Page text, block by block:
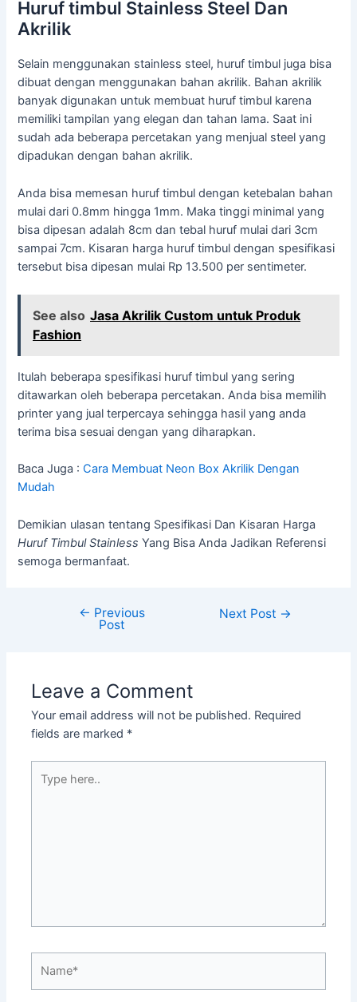
Huruf timbul Stainless Steel Dan
Akrilik
Selain menggunakan stainless steel, huruf timbul juga bisa
dibuat dengan menggunakan bahan akrilik. Bahan akrilik
banyak digunakan untuk membuat huruf timbul karena
memiliki tampilan yang elegan dan tahan lama. Saat ini
sudah ada beberapa percetakan yang menjual steel yang
dipadukan dengan bahan akrilik.
Anda bisa memesan huruf timbul dengan ketebalan bahan
mulai dari 0.8mm hingga 1mm. Maka tinggi minimal yang
bisa dipesan adalah 8cm dan tebal huruf mulai dari 3cm
sampai 7cm. Kisaran harga huruf timbul dengan spesifikasi
tersebut bisa dipesan mulai Rp 13.500 per sentimeter.
See also Jasa Akrilik Custom untuk Produk
Fashion
Itulah beberapa spesifikasi huruf timbul yang sering
ditawarkan oleh beberapa percetakan. Anda bisa memilih
printer yang jual terpercaya sehingga hasil yang anda
terima bisa sesuai dengan yang diharapkan.
Baca Juga :Cara Membuat Neon Box Akrilik Dengan
Mudah
Demikian ulasan tentang Spesifikasi Dan Kisaran Harga
Huruf Timbul Stainless Yang Bisa Anda Jadikan Referensi
semoga bermanfaat.
← Previous
Post
Next Post →
Leave a Comment
Your email address will not be published. Required
fields are marked *
here..